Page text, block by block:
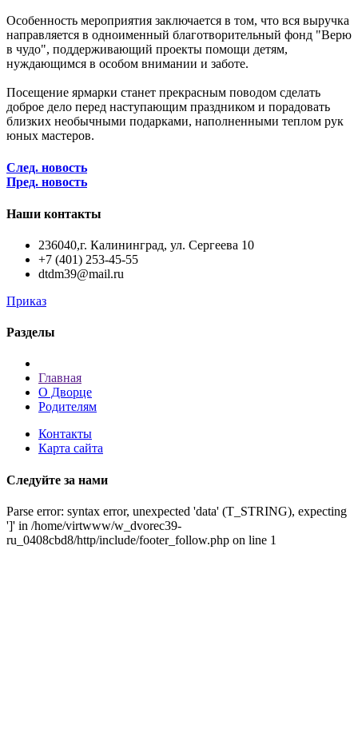
Особенность мероприятия заключается в том, что вся выручка
направляется в одноименный благотворительный фонд "Верю
в чудо", поддерживающий проекты помощи детям,
нуждающимся в особом внимании и заботе.
Посещение ярмарки станет прекрасным поводом сделать
доброе дело перед наступающим праздником и порадовать
близких необычными подарками, наполненными теплом рук
юных мастеров.
След. новость
Пред. новость
Наши контакты
236040,г. Калининград, ул. Сергеева 10
+7 (401) 253-45-55
dtdm39@mail.ru
Приказ
Разделы
Главная
О Дворце
Родителям
Контакты
Карта сайта
Следуйте за нами
Parse error: syntax error, unexpected 'data' (T_STRING), expecting
']' in /home/virtwww/w_dvorec39-
ru_0408cbd8/http/include/footer_follow.php on line 1